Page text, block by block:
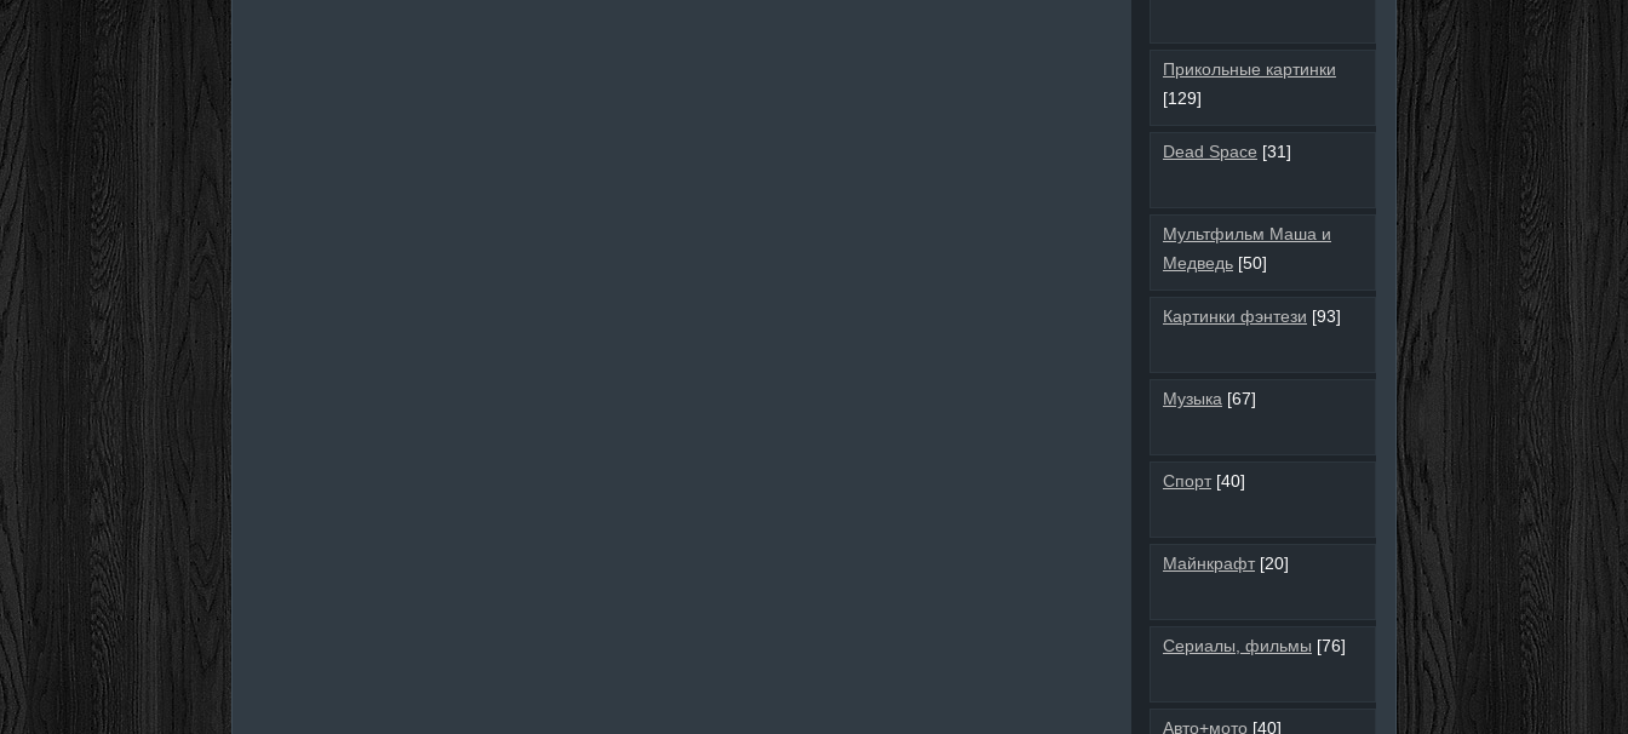
Прикольные картинки
[129]
Dead Space [31]
Мультфильм Маша и
Медведь [50]
Картинки фэнтези [93]
Музыка [67]
Спорт [40]
Майнкрафт [20]
Сериалы, фильмы [76]
Авто+мото [40]